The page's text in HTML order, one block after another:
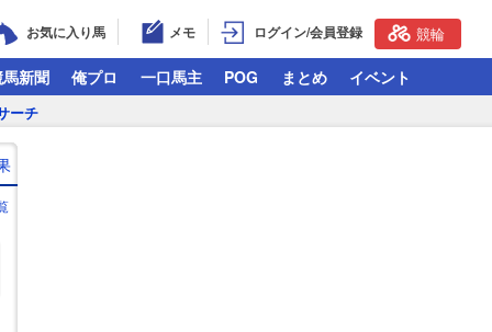
お気に入り馬 メモ ログイン/会員登録 競輪
新聞 俺プロ 一口馬主 POG まとめ イベント
ーチ